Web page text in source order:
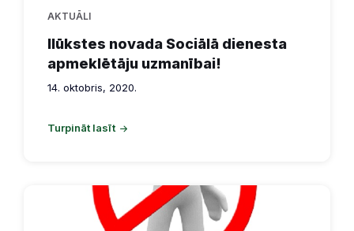
AKTUĀLI
Ilūkstes novada Sociālā dienesta
apmeklētāju uzmanībai!
14. oktobris, 2020.
Turpināt lasīt